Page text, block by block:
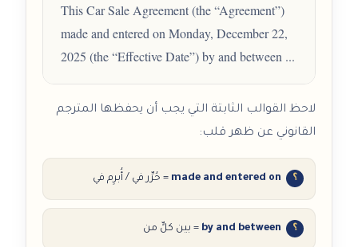
This Car Sale Agreement (the “Agreement”)
made and entered on Monday, December 22,
2025 (the “Effective Date”) by and between ...
لاحظ القوالب الثابتة التي يجب أن يحفظها المترجم
القانوني عن ظهر قلب:
made and entered on = حُرِّر في / أُبرِم في
by and between = بين كلٍّ من